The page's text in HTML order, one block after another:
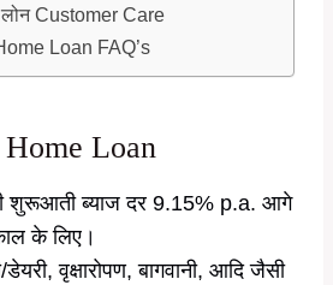
लोन Customer Care
Loan FAQ’s
Loan
शुरूआती ब्याज दर 9.15% p.a. आगे
के लिए।
वृक्षारोपण, बागवानी, आदि जैसी